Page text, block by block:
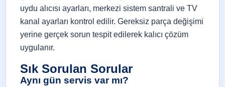
uydu alıcısı ayarları, merkezi sistem santrali ve TV
kanal ayarları kontrol edilir. Gereksiz parça değişimi
yerine gerçek sorun tespit edilerek kalıcı çözüm
uygulanır.
Sık Sorulan Sorular
Aynı gün servis var mı?